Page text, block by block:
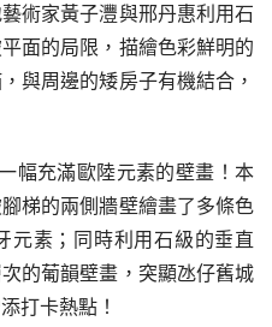
術家黃子灃與邢丹惠利用石
面的局限，描繪色彩鮮明的
與周邊的矮房子有機結合，
幅充滿歐陸元素的壁畫！本
梯的兩側牆壁繪畫了多條色
元素；同時利用石級的垂直
的葡韻壁畫，突顯氹仔舊城
打卡熱點！